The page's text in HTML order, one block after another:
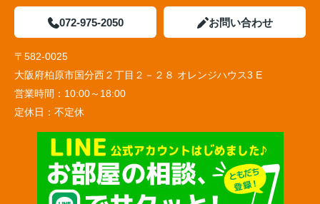
072-975-2050 お問い合わせ
〒582-0025
大阪府柏原市国分西２丁目２－２８ オレンジハウス3 E
営業時間： 10:00～18:00
定休日： 不定休